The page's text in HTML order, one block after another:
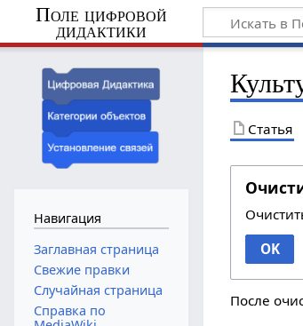
Поле цифровой
дидактики
Статья
OK
После
Навигация
Заглавная страница
Свежие правки
Случайная страница
Справка по